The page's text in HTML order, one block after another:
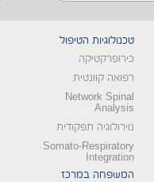
טכנולוגיות הטיפול
כירופרקטיקה
רפואה קוונטית
Network Spinal
Analysis
נוירולוגיה תפקודית
Somato-Respiratory
Integration
המשפחה במרכז